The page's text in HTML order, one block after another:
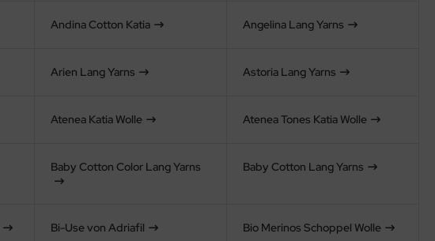
Andina Cotton Katia Angelina Lang Yarns
Arien Lang Yarns Astoria Lang Yarns
Atenea Katia Wolle Atenea Tones Katia Wolle
Baby Cotton Color Lang Yarns Baby Cotton Lang Yarns
Bi-Use von Adriafil Bio Merinos Schoppel Wolle